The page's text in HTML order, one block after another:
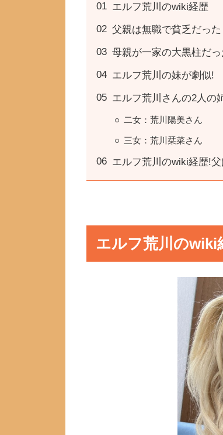
エルフ荒川のwiki経歴
父親は無職で貧乏だった
母親が一家の大黒柱だ
エルフ荒川の妹が劇似!
エルフ荒川さんの2人の
二女：荒川陽美さん
三女：荒川栞菜さん
エルフ荒川のwiki経歴!
エルフ荒川のwiki